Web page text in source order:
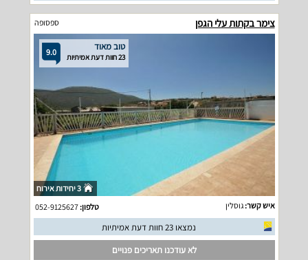
צימר בקתות עלי הגפן ספסופה
9.0 טוב מאוד
23 חוות דעת אמיתיות
3 יחידות אירוח
איש קשר:גוסלין טלפון:052-9125627
נמצאו 23 חוות דעת אמיתיות
לא עודכנו תאריכים פנויים